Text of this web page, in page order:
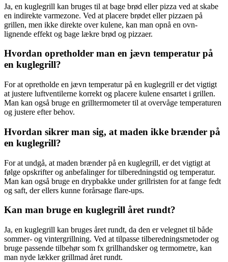
Ja, en kuglegrill kan bruges til at bage brød eller pizza ved at skabe
en indirekte varmezone. Ved at placere brødet eller pizzaen på
grillen, men ikke direkte over kulene, kan man opnå en ovn-
lignende effekt og bage lækre brød og pizzaer.
Hvordan opretholder man en jævn temperatur på
en kuglegrill?
For at opretholde en jævn temperatur på en kuglegrill er det vigtigt
at justere luftventilerne korrekt og placere kulene ensartet i grillen.
Man kan også bruge en grilltermometer til at overvåge temperaturen
og justere efter behov.
Hvordan sikrer man sig, at maden ikke brænder på
en kuglegrill?
For at undgå, at maden brænder på en kuglegrill, er det vigtigt at
følge opskrifter og anbefalinger for tilberedningstid og temperatur.
Man kan også bruge en drypbakke under grillristen for at fange fedt
og saft, der ellers kunne forårsage flare-ups.
Kan man bruge en kuglegrill året rundt?
Ja, en kuglegrill kan bruges året rundt, da den er velegnet til både
sommer- og vintergrillning. Ved at tilpasse tilberedningsmetoder og
bruge passende tilbehør som fx grillhandsker og termometre, kan
man nyde lækker grillmad året rundt.